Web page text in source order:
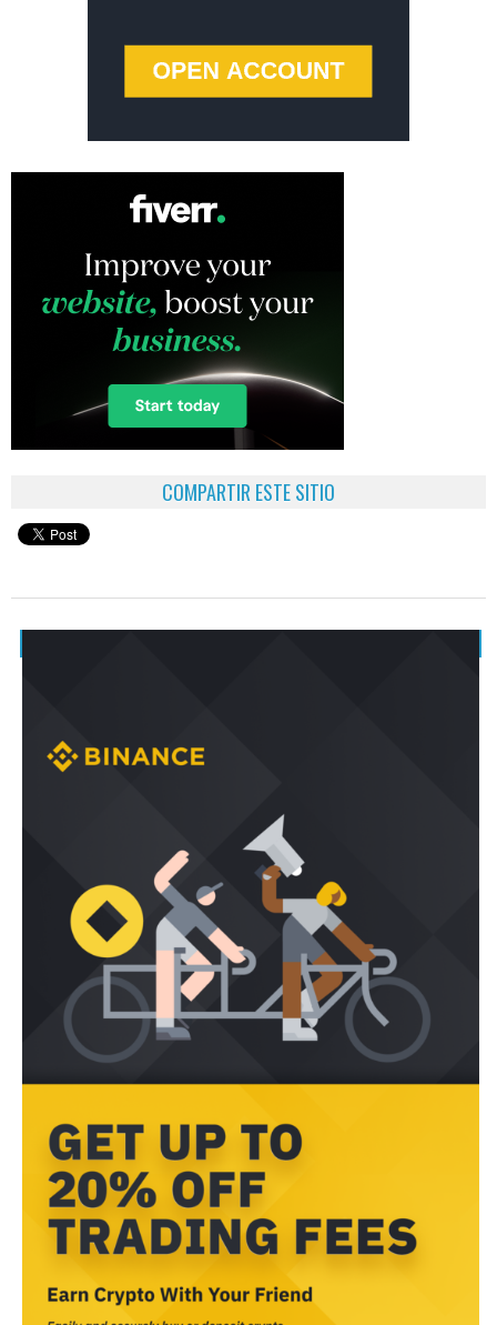
COMPARTIR ESTE SITIO